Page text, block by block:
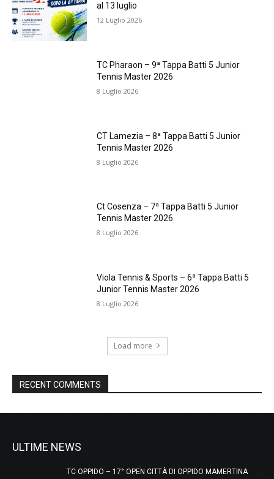
al 13 luglio
12 Luglio 2026
TC Pharaon – 9ª Tappa Batti 5 Junior
Tennis Master 2026
8 Luglio 2026
CT Lamezia – 8ª Tappa Batti 5 Junior
Tennis Master 2026
8 Luglio 2026
Ct Cosenza – 7ª Tappa Batti 5 Junior
Tennis Master 2026
8 Luglio 2026
Viola Tennis & Sports – 6ª Tappa Batti 5
Junior Tennis Master 2026
8 Luglio 2026
Load more
RECENT COMMENTS
ULTIME NEWS
TC OPPIDO – 17° OPEN CITTÀ DI OPPIDO MAMERTINA